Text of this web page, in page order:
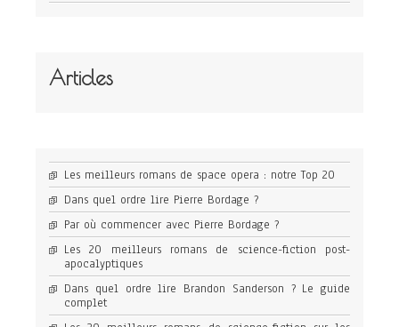
Articles
Les meilleurs romans de space opera : notre Top 20
Dans quel ordre lire Pierre Bordage ?
Par où commencer avec Pierre Bordage ?
Les 20 meilleurs romans de science-fiction post-
apocalyptiques
Dans quel ordre lire Brandon Sanderson ? Le guide
complet